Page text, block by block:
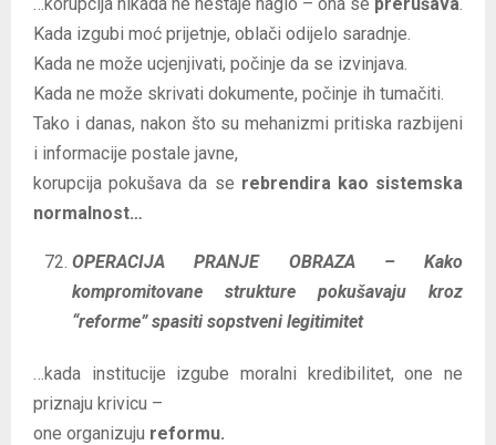
Kada izgubi moć prijetnje, oblači odijelo saradnje.
Kada ne može ucjenjivati, počinje da se izvinjava.
Kada ne može skrivati dokumente, počinje ih tumačiti.
Tako i danas, nakon što su mehanizmi pritiska razbijeni
i informacije postale javne,
korupcija pokušava da se rebrendira kao sistemska
normalnost…
OPERACIJA PRANJE OBRAZA – Kako
kompromitovane strukture pokušavaju kroz
“reforme” spasiti sopstveni legitimitet
…kada institucije izgube moralni kredibilitet, one ne
priznaju krivicu –
one organizuju reformu.